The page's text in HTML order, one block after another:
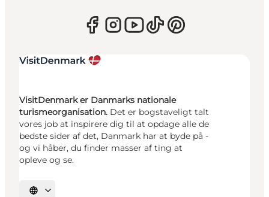
VisitDenmark er Danmarks nationale
turismeorganisation. Det er bogstaveligt talt
vores job at inspirere dig til at opdage alle de
bedste sider af det, Danmark har at byde på -
og vi håber, du finder masser af ting at
opleve og se.
Vælg sprog